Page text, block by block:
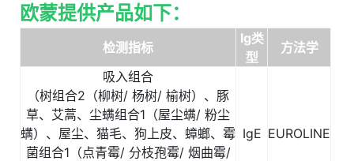
欧蒙提供产品如下：
检测指标
Ig类
型
方法学
吸入组合
（树组合2 （柳树/ 杨树/ 榆树）、豚
草、艾蒿、尘螨组合1 （屋尘螨/ 粉尘
螨）、屋尘、猫毛、狗上皮、蟑螂、霉
菌组合1 （点青霉/ 分枝孢霉/ 烟曲霉/
IgE EUROLINE